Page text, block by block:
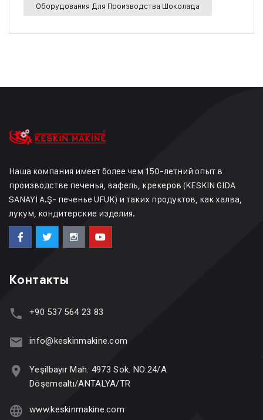
Оборудования Для Производства Шоколада
Наша компания имеет более чем 150-летний опыт в
производстве печенья, вафель, крекеров (KESKİN GIDA
SANAYİ A.Ş- печенье UFUK) и таких продуктов, как халва,
лукум, кондитерские изделия.
Контакты
+90 537 564 23 83
info@keskinmakine.com
Yeşilbayır Mah. 4973 Sok. NO:24/A
Döşemealtı/ANTALYA/TR
www.keskinmakine.com